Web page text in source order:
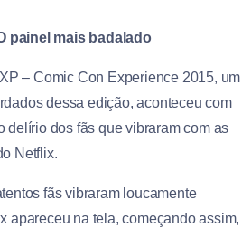
painel mais badalado
– Comic Con Experience 2015, um
dessa edição, aconteceu com
delírio dos fãs que vibraram com as
Netflix.
fãs vibraram loucamente
apareceu na tela, começando assim,